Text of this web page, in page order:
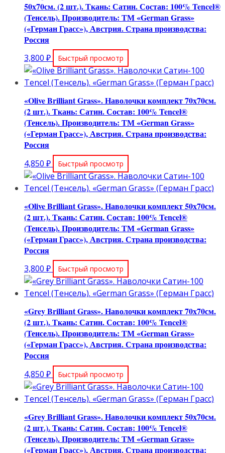
50х70см. (2 шт.). Ткань: Сатин. Состав: 100% Tencel®
(Тенсель). Производитель: ТМ «German Grass»
(«Герман Грасс»), Австрия. Страна производства:
Россия
3,800 ₽ Быстрый просмотр
«Olive Brilliant Grass». Наволочки комплект 70х70см.
(2 шт.). Ткань: Сатин. Состав: 100% Tencel®
(Тенсель). Производитель: ТМ «German Grass»
(«Герман Грасс»), Австрия. Страна производства:
Россия
4,850 ₽ Быстрый просмотр
«Olive Brilliant Grass». Наволочки комплект 50х70см.
(2 шт.). Ткань: Сатин. Состав: 100% Tencel®
(Тенсель). Производитель: ТМ «German Grass»
(«Герман Грасс»), Австрия. Страна производства:
Россия
3,800 ₽ Быстрый просмотр
«Grey Brilliant Grass». Наволочки комплект 70х70см.
(2 шт.). Ткань: Сатин. Состав: 100% Tencel®
(Тенсель). Производитель: ТМ «German Grass»
(«Герман Грасс»), Австрия. Страна производства:
Россия
4,850 ₽ Быстрый просмотр
«Grey Brilliant Grass». Наволочки комплект 50х70см.
(2 шт.). Ткань: Сатин. Состав: 100% Tencel®
(Тенсель). Производитель: ТМ «German Grass»
(«Герман Грасс»), Австрия. Страна производства: